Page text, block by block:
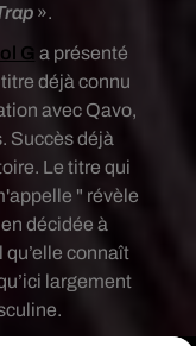
».
G a présenté
déjà connu
avec Qavo,
Succès déjà
Le titre qui
" révèle
décidée à
qu’elle connaît
largement